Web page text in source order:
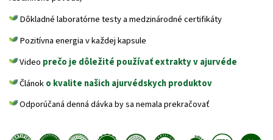
Dôkladné laboratórne testy a medzinárodné certifikáty
Pozitívna energia v každej kapsule
Video prečo je dôležité používať extrakty v ajurvéde
Článoko kvalite našich ajurvédskych produktov
Odporúčaná denná dávka by sa nemala prekračovať